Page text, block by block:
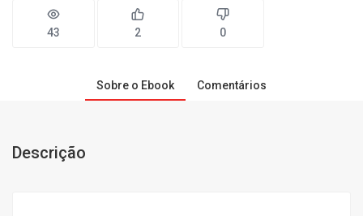
43 2 0
Sobre o Ebook Comentários
Descrição